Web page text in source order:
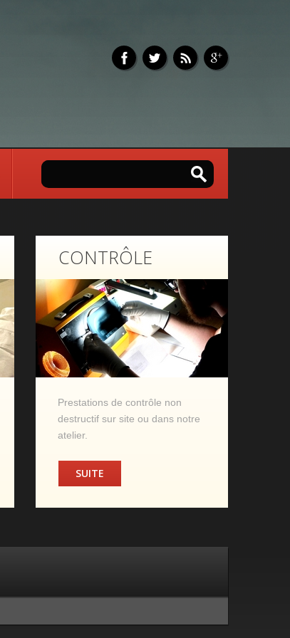
CONTRÔLE
Prestations de contrôle non
destructif sur site ou dans notre
atelier.
SUITE